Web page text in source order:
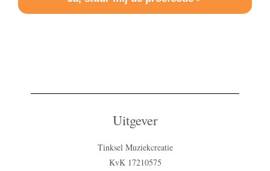
Uitgever
Tinksel Muziekcreatie
KvK 17210575